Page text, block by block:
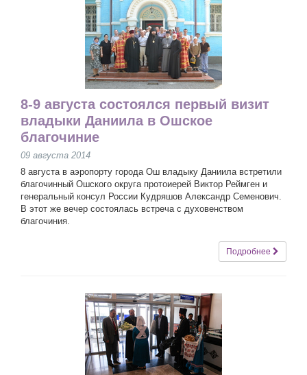
8-9 августа состоялся первый визит
владыки Даниила в Ошское
благочиние
09 августа 2014
8 августа в аэропорту города Ош владыку Даниила встретили
благочинный Ошского округа протоиерей Виктор Реймген и
генеральный консул России Кудряшов Александр Семенович.
В этот же вечер состоялась встреча с духовенством
благочиния.
Подробнее